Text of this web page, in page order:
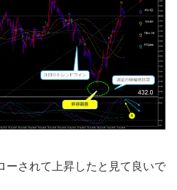
ーされて上昇したと見て良いで